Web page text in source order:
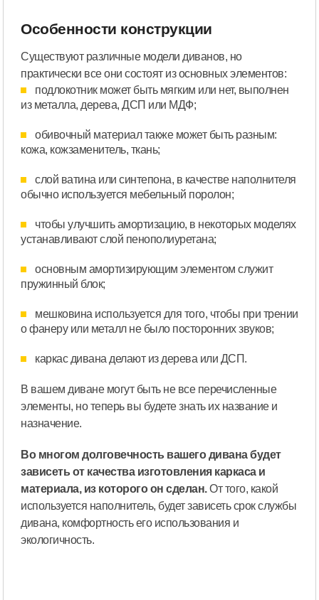
Особенности конструкции
Существуют различные модели диванов, но
практически все они состоят из основных элементов:
подлокотник может быть мягким или нет, выполнен
из металла, дерева, ДСП или МДФ;
обивочный материал также может быть разным:
кожа, кожзаменитель, ткань;
слой ватина или синтепона, в качестве наполнителя
обычно используется мебельный поролон;
чтобы улучшить амортизацию, в некоторых моделях
устанавливают слой пенополиуретана;
основным амортизирующим элементом служит
пружинный блок;
мешковина используется для того, чтобы при трении
о фанеру или металл не было посторонних звуков;
каркас дивана делают из дерева или ДСП.
В вашем диване могут быть не все перечисленные
элементы, но теперь вы будете знать их название и
назначение.
Во многом долговечность вашего дивана будет
зависеть от качества изготовления каркаса и
материала, из которого он сделан.От того, какой
используется наполнитель, будет зависеть срок службы
дивана, комфортность его использования и
экологичность.